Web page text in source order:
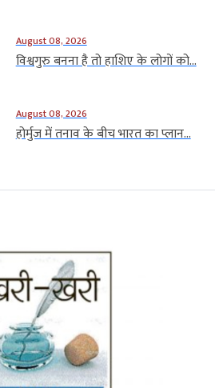
August 08, 2026
विश्वगुरु बनना है तो हाशिए के लोगों को...
August 08, 2026
होर्मुज में तनाव के बीच भारत का प्लान...